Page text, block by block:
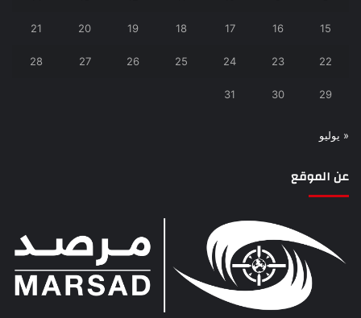
15
16
17
18
19
20
21
22
23
24
25
26
27
28
29
30
31
« يوليو
عن الموقع